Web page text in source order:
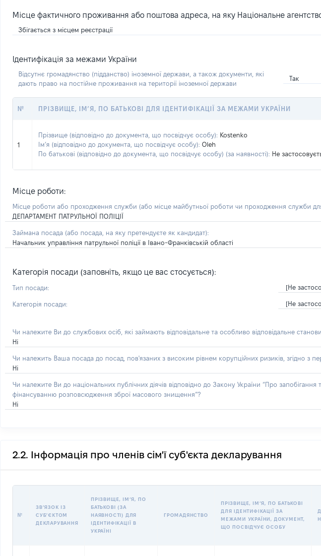
Місце фактичного проживання або поштова адреса, на яку Національне
Збігається з місцем реєстрації
Ідентифікація за межами України
Відсутнє громадянство (підданство) іноземної держави, а також документи, які
дають право на постійне проживання на території іноземної держави
Так
№ ПРІЗВИЩЕ, ІМ’Я, ПО БАТЬКОВІ ДЛЯ ІДЕНТИФІКАЦІЇ ЗА МЕЖАМИ УКРАЇНИ
1
Прізвище (відповідно до документа, що посвідчує особу): Kostenko
Ім’я (відповідно до документа, що посвідчує особу): Oleh
По батькові (відповідно до документа, що посвідчує особу) (за наявності): Не
Місце роботи:
Місце роботи або проходження служби (або місце майбутньої роботи чи проходження служби
ДЕПАРТАМЕНТ ПАТРУЛЬНОЇ ПОЛІЦІЇ
Займана посада (або посада, на яку претендуєте як кандидат):
Начальник управління патрульної поліції в Івано-Франківській області
Категорія посади (заповніть, якщо це вас стосується):
Тип посади: [Не
Категорія посади: [Не
Чи належите Ви до службових осіб, які займають відповідальне та особливо відповідальне
Ні
Чи належить Ваша посада до посад, пов'язаних з високим рівнем корупційних ризиків, згідно з
Ні
Чи належите Ви до національних публічних діячів відповідно до Закону України “Про
фінансуванню розповсюдження зброї масового знищення”?
Ні
2.2. Інформація про членів сім'ї суб'єкта декларування
№
ЗВʼЯЗОК ІЗ
СУБʼЄКТОМ
ДЕКЛАРУВАННЯ
ПРІЗВИЩЕ, ІМʼЯ, ПО
БАТЬКОВІ (ЗА
НАЯВНОСТІ) ДЛЯ
ІДЕНТИФІКАЦІЇ В
УКРАЇНІ
ГРОМАДЯНСТВО
ПРІЗВИЩЕ, ІМʼЯ, ПО БАТЬКОВІ
ДЛЯ ІДЕНТИФІКАЦІЇ ЗА
МЕЖАМИ УКРАЇНИ, ДОКУМЕНТ,
ЩО ПОСВІДЧУЄ ОСОБУ